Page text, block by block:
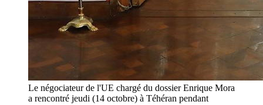
Le négociateur de l'UE chargé du dossier Enrique Mora
a rencontré jeudi (14 octobre) à Téhéran pendant